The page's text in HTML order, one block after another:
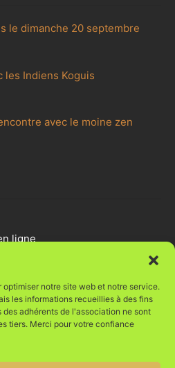
notre site web et notre service.
les informations recueillies à des fins
adhérents de l'association ne sont
tiers. Merci pour votre confiance
le dimanche 20 septembre
les Indiens Koguis
avec le moine zen
ligne
Digit@le